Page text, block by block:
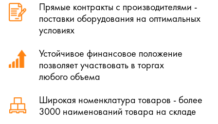
Прямые контракты с производителями -
поставки оборудования на оптимальных
условиях
Устойчивое финансовое положение
позволяет участвовать в торгах
любого объема
Широкая номенклатура товаров - более
3000 наименований товара на складе